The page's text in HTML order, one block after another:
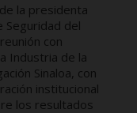
la presidenta
Seguridad del
con
Industria de la
Sinaloa, con
institucional
los resultados